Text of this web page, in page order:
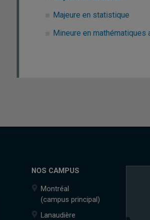
Majeure en statistique
Mineure en
NOS CAMPUS
Montréal
(campus principal)
Lanaudière